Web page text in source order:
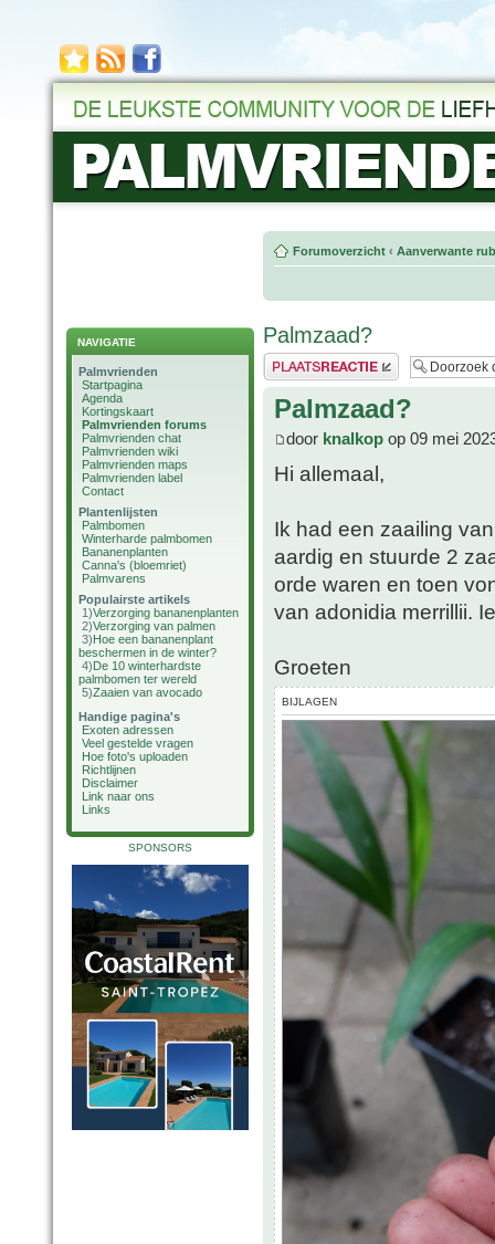
NAVIGATIE
Palmvrienden
Startpagina
Agenda
Kortingskaart
Palmvrienden forums
Palmvrienden chat
Palmvrienden wiki
Palmvrienden maps
Palmvrienden label
Contact
Plantenlijsten
Palmbomen
Winterharde palmbomen
Bananenplanten
Canna's (bloemriet)
Palmvarens
Populairste artikels
1)Verzorging bananenplanten
2)Verzorging van palmen
3)Hoe een bananenplant
beschermen in de winter?
4)De 10 winterhardste
palmbomen ter wereld
5)Zaaien van avocado
Handige pagina's
Exoten adressen
Veel gestelde vragen
Hoe foto's uploaden
Richtlijnen
Disclaimer
Link naar ons
Links
SPONSORS
Forumoverzicht ‹ Aanverwante
Palmzaad?
Plaats een reactie
Palmzaad?
door knalkop op 09 mei
Hi allemaal,
Ik had een zaailing
aardig en stuurde 2
orde waren en toen
van adonidia merrillii.
Groeten
BIJLAGEN